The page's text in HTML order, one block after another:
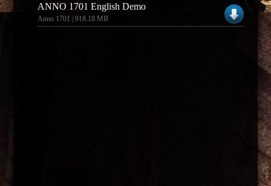
ANNO 1701 English Demo
Anno 1701 | 918.18 MB